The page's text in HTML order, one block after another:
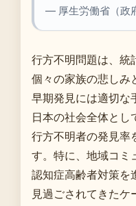
— 厚生労働省（政
行方不明問題は、統
個々の家族の悲しみ
早期発見には適切な
日本の社会全体とし
行方不明者の発見率
す。特に、地域コミ
認知症高齢者対策を
見過ごされてきた